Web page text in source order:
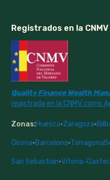
Registrados en la CNMV
Quality Finance Wealth
registrada en la CNMV como
Zonas:Huesca·Zaragoza·
Girona·Barcelona·Tarragona
San Sebastián·Vitoria-